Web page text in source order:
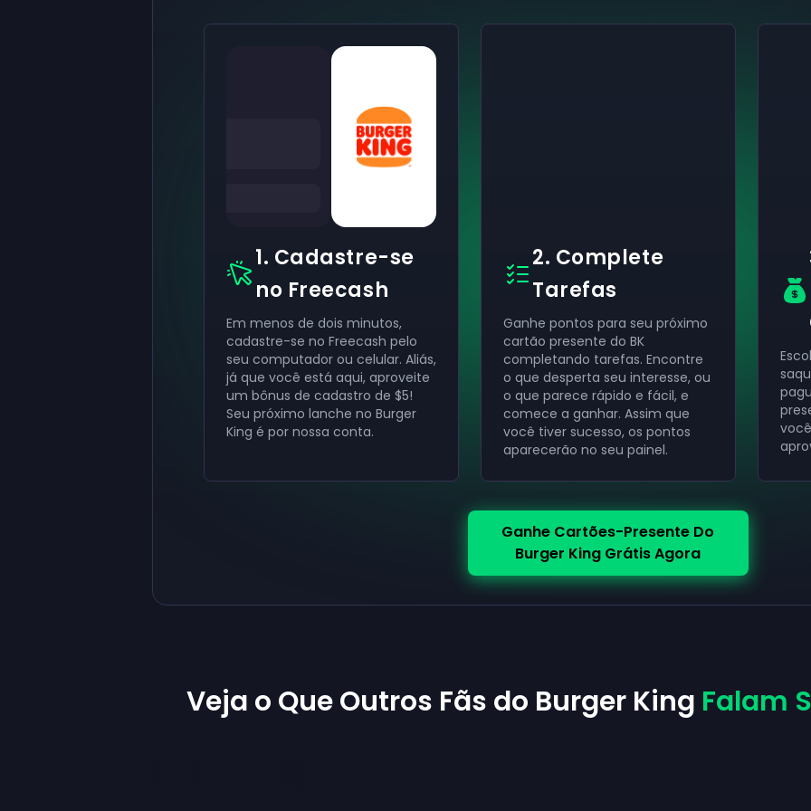
1. Cadastre-se
no Freecash
Em menos de dois minutos,
cadastre-se no Freecash pelo
seu computador ou celular. Aliás,
já que você está aqui, aproveite
um bônus de cadastro de $5!
Seu próximo lanche no Burger
King é por nossa conta.
2. Complete
Tarefas
Ganhe pontos para seu próximo
cartão presente do BK
completando tarefas. Encontre
o que desperta seu interesse, ou
o que parece rápido e fácil, e
comece a ganhar. Assim que
você tiver sucesso, os pontos
aparecerão no seu painel.
Ganhe Cartões-Presente Do
Burger King Grátis Agora
Veja o Que Outros Fãs do Burger King Falam